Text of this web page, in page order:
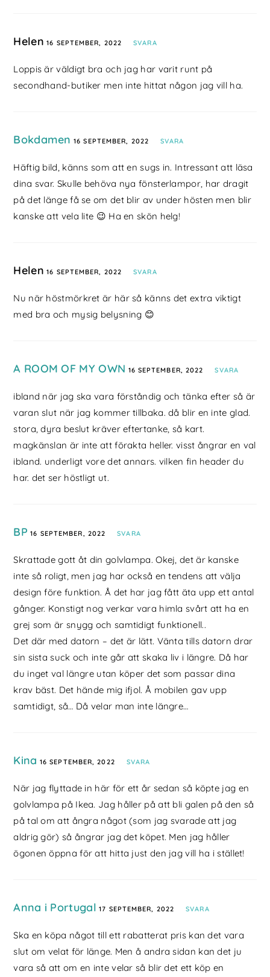
Helen 16 SEPTEMBER, 2022 SVARA
Loppis är väldigt bra och jag har varit runt på
secondhand-butiker men inte hittat någon jag vill ha.
Bokdamen 16 SEPTEMBER, 2022 SVARA
Häftig bild, känns som att en sugs in. Intressant att läsa
dina svar. Skulle behöva nya fönsterlampor, har dragit
på det länge få se om det blir av under hösten men blir
kanske att vela lite 😉 Ha en skön helg!
Helen 16 SEPTEMBER, 2022 SVARA
Nu när höstmörkret är här så känns det extra viktigt
med bra och mysig belysning 😊
A ROOM OF MY OWN 16 SEPTEMBER, 2022 SVARA
ibland när jag ska vara förståndig och tänka efter så är
varan slut när jag kommer tillbaka. då blir en inte glad.
stora, dyra beslut kräver eftertanke, så kart.
magkänslan är inte att förakta heller. visst ångrar en val
ibland. underligt vore det annars. vilken fin header du
har. det ser höstligt ut.
BP 16 SEPTEMBER, 2022 SVARA
Skrattade gott åt din golvlampa. Okej, det är kanske
inte så roligt, men jag har också en tendens att välja
design före funktion. Å det har jag fått äta upp ett antal
gånger. Konstigt nog verkar vara himla svårt att ha en
grej som är snygg och samtidigt funktionell..
Det där med datorn – det är lätt. Vänta tills datorn drar
sin sista suck och inte går att skaka liv i längre. Då har
du inget val längre utan köper det som passar dina
krav bäst. Det hände mig ifjol. Å mobilen gav upp
samtidigt, så… Då velar man inte längre…
Kina 16 SEPTEMBER, 2022 SVARA
När jag flyttade in här för ett år sedan så köpte jag en
golvlampa på Ikea. Jag håller på att bli galen på den så
på tal om att ångra något (som jag svarade att jag
aldrig gör) så ångrar jag det köpet. Men jag håller
ögonen öppna för att hitta just den jag vill ha i stället!
Anna i Portugal 17 SEPTEMBER, 2022 SVARA
Ska en köpa något till ett rabatterat pris kan det vara
slut om velat för länge. Men å andra sidan kan det ju
vara så att om en inte velar så blir det ett köp en